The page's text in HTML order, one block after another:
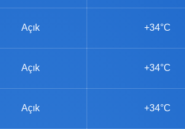
Açık +34°C
Açık +34°C
Açık +34°C